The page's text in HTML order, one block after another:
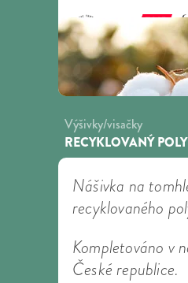
Výšivky/visačky
RECYKLOVANÝ
Nášivka na
recyklovaného
Kompletováno v
České republice.